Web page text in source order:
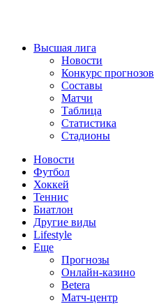
Высшая лига
Новости
Конкурс прогнозов
Составы
Матчи
Таблица
Статистика
Стадионы
Новости
Футбол
Хоккей
Теннис
Биатлон
Другие виды
Lifestyle
Еще
Прогнозы
Онлайн-казино
Betera
Матч-центр